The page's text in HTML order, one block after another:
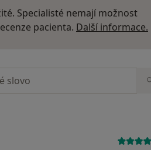
Specialisté nemají možnost
pacienta. Další informace.